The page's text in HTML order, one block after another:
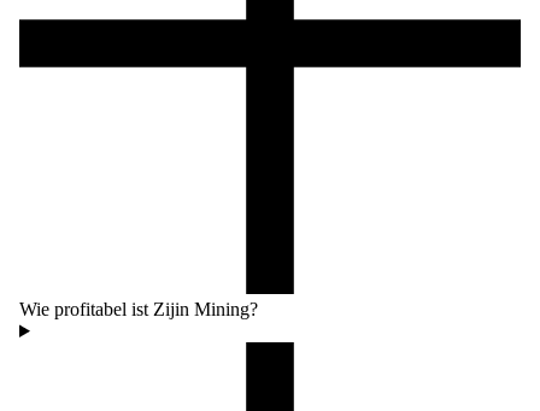
Wie profitabel ist Zijin Mining?